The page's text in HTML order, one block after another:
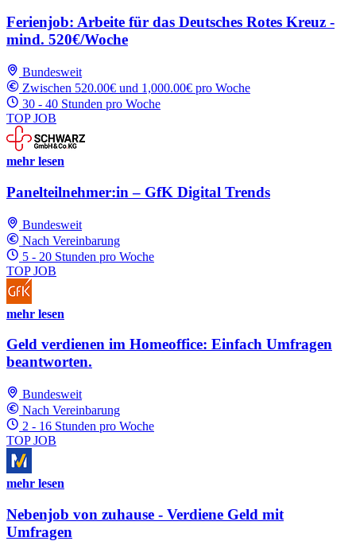
Ferienjob: Arbeite für das Deutsches Rotes Kreuz -
mind. 520€/Woche
Bundesweit
Zwischen 520.00€ und 1,000.00€ pro Woche
30 - 40 Stunden pro Woche
TOP JOB
mehr lesen
Panelteilnehmer:in – GfK Digital Trends
Bundesweit
Nach Vereinbarung
5 - 20 Stunden pro Woche
TOP JOB
mehr lesen
Geld verdienen im Homeoffice: Einfach Umfragen
beantworten.
Bundesweit
Nach Vereinbarung
2 - 16 Stunden pro Woche
TOP JOB
mehr lesen
Nebenjob von zuhause - Verdiene Geld mit
Umfragen